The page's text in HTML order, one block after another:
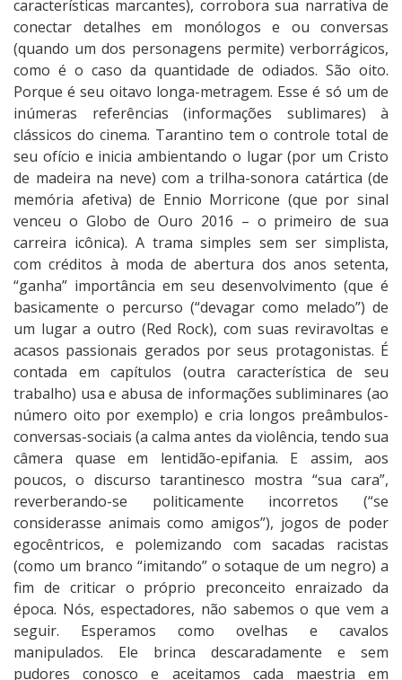
características marcantes), corrobora sua narrativa de
conectar detalhes em monólogos e ou conversas
(quando um dos personagens permite) verborrágicos,
como é o caso da quantidade de odiados. São oito.
Porque é seu oitavo longa-metragem. Esse é só um de
inúmeras referências (informações sublimares) à
clássicos do cinema. Tarantino tem o controle total de
seu ofício e inicia ambientando o lugar (por um Cristo
de madeira na neve) com a trilha-sonora catártica (de
memória afetiva) de Ennio Morricone (que por sinal
venceu o Globo de Ouro 2016 – o primeiro de sua
carreira icônica). A trama simples sem ser simplista,
com créditos à moda de abertura dos anos setenta,
“ganha” importância em seu desenvolvimento (que é
basicamente o percurso (“devagar como melado”) de
um lugar a outro (Red Rock), com suas reviravoltas e
acasos passionais gerados por seus protagonistas. É
contada em capítulos (outra característica de seu
trabalho) usa e abusa de informações subliminares (ao
número oito por exemplo) e cria longos preâmbulos-
conversas-sociais (a calma antes da violência, tendo sua
câmera quase em lentidão-epifania. E assim, aos
poucos, o discurso tarantinesco mostra “sua cara”,
reverberando-se politicamente incorretos (“se
considerasse animais como amigos”), jogos de poder
egocêntricos, e polemizando com sacadas racistas
(como um branco “imitando” o sotaque de um negro) a
fim de criticar o próprio preconceito enraizado da
época. Nós, espectadores, não sabemos o que vem a
seguir. Esperamos como ovelhas e cavalos
manipulados. Ele brinca descaradamente e sem
pudores conosco e aceitamos cada maestria em